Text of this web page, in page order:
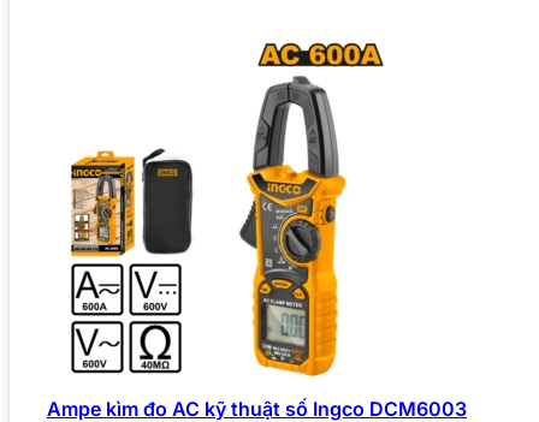
Ampe kìm đo AC kỹ thuật số Ingco DCM6003